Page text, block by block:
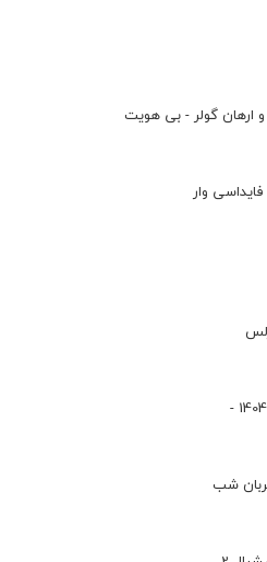
ارهان گولر - بی هویت
وار
شب